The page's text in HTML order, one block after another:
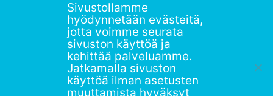
Tietosuojaseloste
Saavutettavuusseloste
Ammattikorkeakoulujen omia verkkojulkaisuja
Sivustollamme
hyödynnetään evästeitä,
jotta voimme seurata
sivuston käyttöä ja
kehittää palveluamme.
Jatkamalla sivuston
käyttöä ilman asetusten
muuttamista hyväksyt